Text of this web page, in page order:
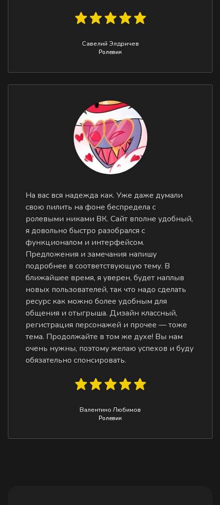
Савелий Элдричев
Ролевик
На вас вся надежда как. Уже даже думали
свою пилить на фоне беспредела с
ролевыми никами ВК. Сайт вполне удобный,
я довольно быстро разобрался с
функционалом и интерфейсом.
Предложения и замечания напишу
подробнее в соответствующую тему. В
ближайшее время, я уверен, будет наплыв
новых пользователей, так что надо сделать
ресурс как можно более удобным для
общения и отыгрыша. Дизайн классный,
регистрация персонажей и прочее — тоже
тема. Продолжайте в том же духе! Вы нам
очень нужны, поэтому желаю успехов и буду
обязательно спонсировать.
Валентино Любимов
Ролевик